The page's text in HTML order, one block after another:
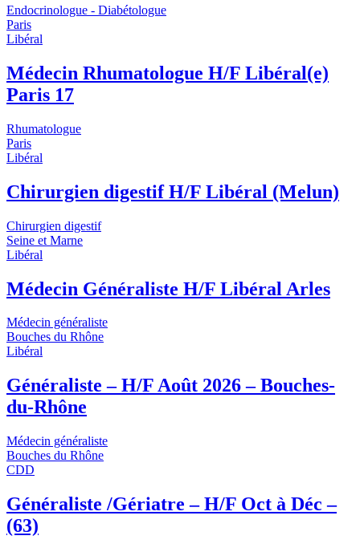
Endocrinologue - Diabétologue
Paris
Libéral
Médecin Rhumatologue H/F Libéral(e)
Paris 17
Rhumatologue
Paris
Libéral
Chirurgien digestif H/F Libéral (Melun)
Chirurgien digestif
Seine et Marne
Libéral
Médecin Généraliste H/F Libéral Arles
Médecin généraliste
Bouches du Rhône
Libéral
Généraliste – H/F Août 2026 – Bouches-
du-Rhône
Médecin généraliste
Bouches du Rhône
CDD
Généraliste /Gériatre – H/F Oct à Déc –
(63)